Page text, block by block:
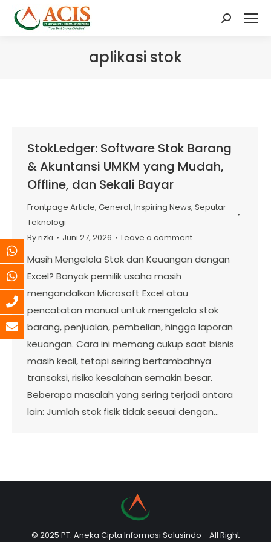
Search:
aplikasi stok
StokLedger: Software Stok Barang
& Akuntansi UMKM yang Mudah,
Offline, dan Sekali Bayar
Frontpage Article, General, Inspiring News, Seputar
Teknologi
Byrizki Juni 27, 2026 Leave a comment
Masih Mengelola Stok dan Keuangan dengan
Excel? Banyak pemilik usaha masih
mengandalkan Microsoft Excel atau
pencatatan manual untuk mengelola stok
barang, penjualan, pembelian, hingga laporan
keuangan. Cara ini memang cukup saat bisnis
masih kecil, tetapi seiring bertambahnya
transaksi, risiko kesalahan semakin besar.
Beberapa masalah yang sering terjadi antara
lain: Jumlah stok fisik tidak sesuai dengan…
© 2025 PT. Aneka Cipta Informasi Solusindo - All Right